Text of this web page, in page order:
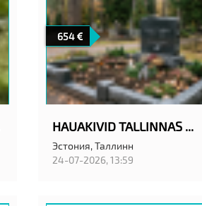
654
HAUAKIVID TALLINNAS ANUBIS EESTI OÜ
Эстония,Таллинн
24-07-2026, 13:59